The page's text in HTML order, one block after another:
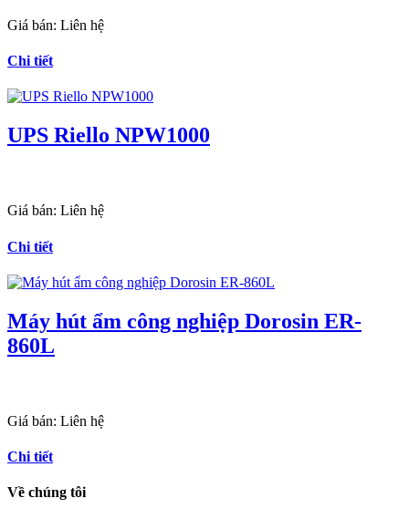
Giá bán: Liên hệ
Chi tiết
UPS Riello NPW1000
Giá bán: Liên hệ
Chi tiết
Máy hút ẩm công nghiệp Dorosin ER-
860L
Giá bán: Liên hệ
Chi tiết
Về chúng tôi